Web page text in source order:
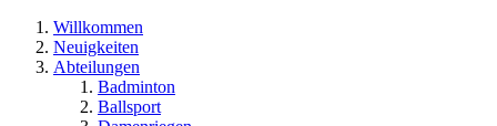
Willkommen
Neuigkeiten
Abteilungen
Badminton
Ballsport